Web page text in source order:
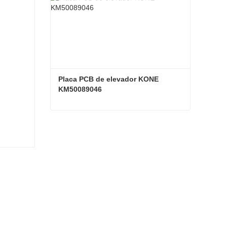
Placa PCB de elevador KONE
KM50089046